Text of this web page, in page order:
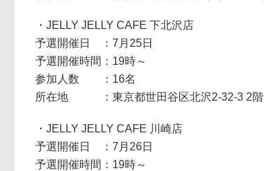
・JELLY JELLY CAFE 下北沢店
予選開催日 ：7月25日
予選開催時間：19時～
参加人数 ：16名
所在地 ：東京都世田谷区北沢2-32-3 2階
・JELLY JELLY CAFE 川崎店
予選開催日 ：7月26日
予選開催時間：19時～